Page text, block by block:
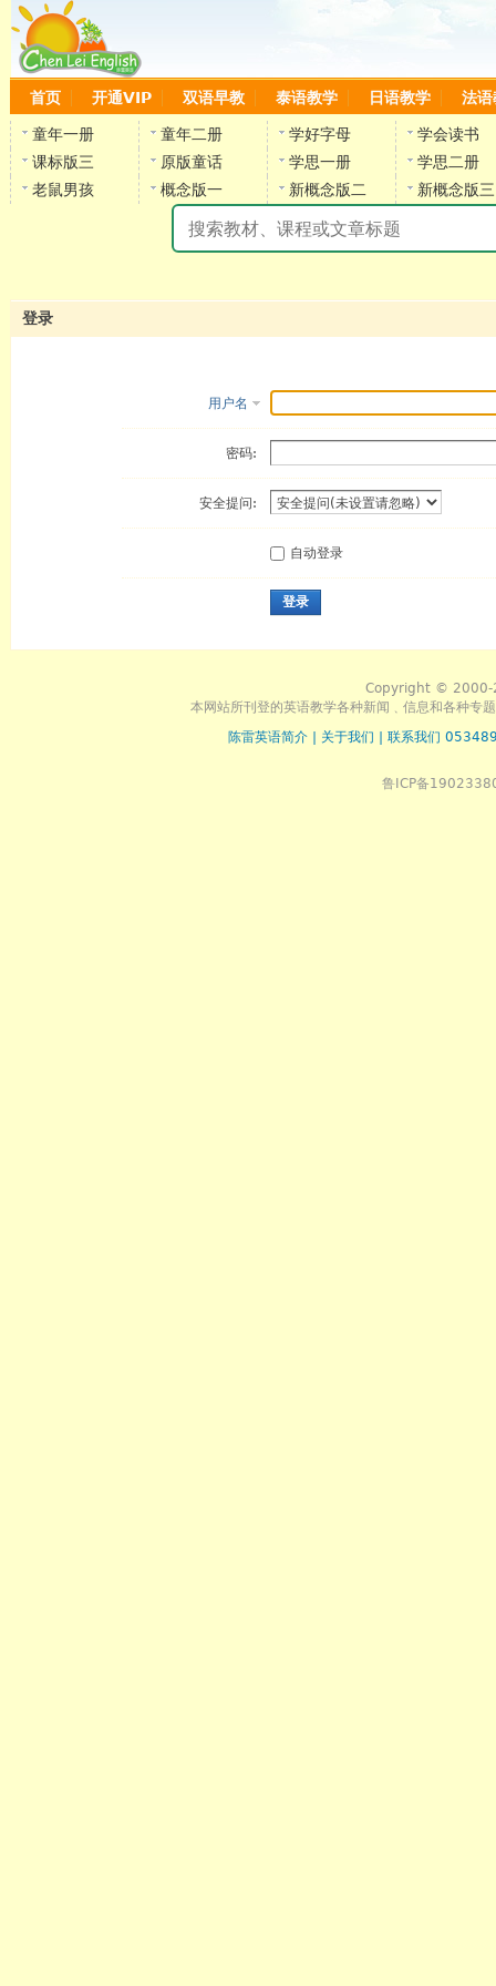
首页 开通VIP 双语早教 泰语教学 日语教学 法语
童年一册 童年二册 学好字母
学会读书
课标版三
原版童话 学思一册
学思二册
老鼠男孩
概念版一 新概念版二 新概念版三
登录
用户名
密码:
安全提问:
自动登录
登录
Copyright © 2000-
本网站所刊登的英语教学各种新闻﹑信息和各种专
陈雷英语简介
关于我们 联系我们
鲁ICP备